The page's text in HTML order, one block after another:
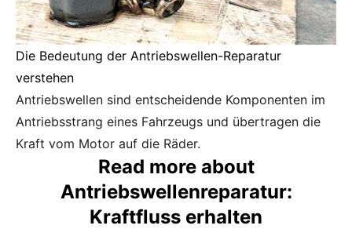
Die Bedeutung der Antriebswellen-Reparatur
verstehen
Antriebswellen sind entscheidende Komponenten im
Antriebsstrang eines Fahrzeugs und übertragen die
Kraft vom Motor auf die Räder.
Read more about
Antriebswellenreparatur:
Kraftfluss erhalten